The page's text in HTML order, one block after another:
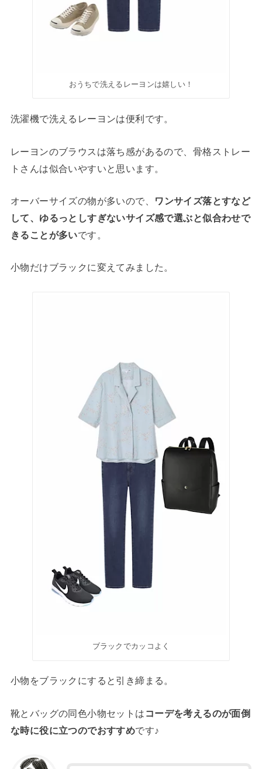
おうちで洗えるレーヨンは嬉しい！
洗濯機で洗えるレーヨンは便利です。
レーヨンのブラウスは落ち感があるので、骨格ストレー
トさんは似合いやすいと思います。
オーバーサイズの物が多いので、
ワンサイズ落とすなど
して、ゆるっとしすぎないサイズ感で選ぶと似合わせで
きることが多いです。
小物だけブラックに変えてみました。
ブラックでカッコよく
小物をブラックにすると引き締まる。
靴とバッグの同色小物セットは コーデを考えるのが面倒
な時に役に立つのでおすすめです♪